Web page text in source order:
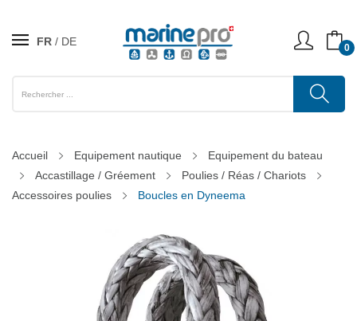
FR DE 0
Accueil Equipement nautique
Equipement du bateau
Accastillage / Gréement
Poulies / Réas / Chariots
Accessoires poulies
Boucles en Dyneema